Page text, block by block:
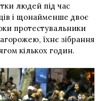
людей під час
і щонайменше двоє
протестувальники
їхнє зібрання
кількох годин.